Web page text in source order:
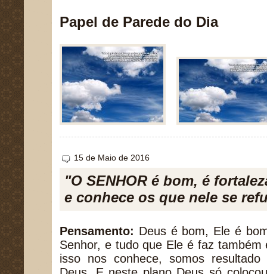
Papel de Parede do Dia
15 de Maio de 2016
"O SENHOR é bom, é
e conhece os que nele se
Pensamento: Deus é bom, Ele é
Senhor, e tudo que Ele é faz
isso nos conhece, somos